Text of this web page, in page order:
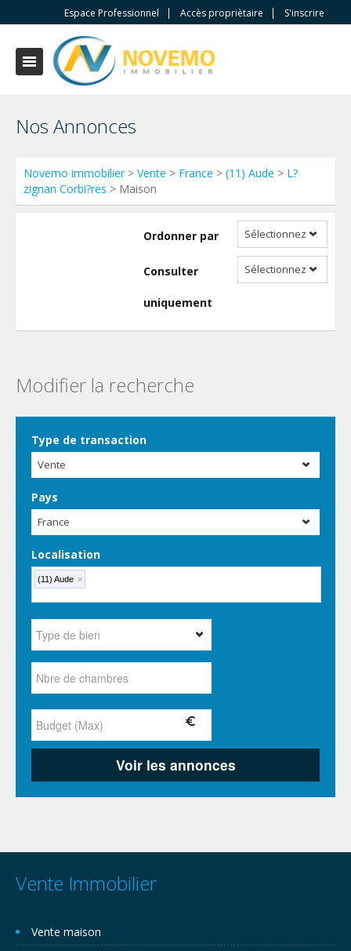
Espace Professionnel Accès propriètaire S'inscrire
Nos Annonces
Novemo immobilier> Vente > France > (11) Aude > L?
zignan Corbi?res > Maison
Ordonner par Sélectionnez
Consulter
uniquement
Sélectionnez
Modifier la recherche
Type de transaction
Vente
Pays
France
Localisation
(11) Aude ×
Vente Immobilier
Vente maison